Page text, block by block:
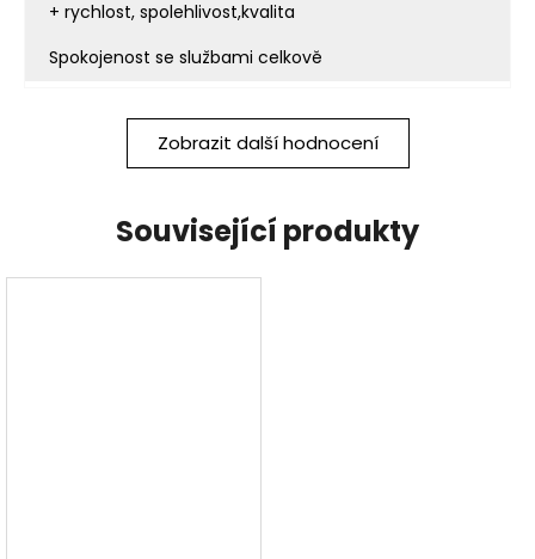
+ rychlost, spolehlivost,kvalita
Spokojenost se službami celkově
Zobrazit další hodnocení
Související produkty